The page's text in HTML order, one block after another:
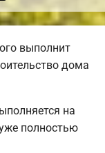
выполнит
дома
на
полностью